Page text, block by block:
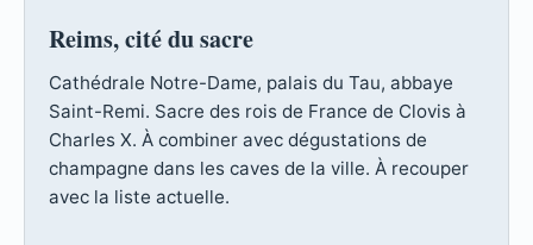
Reims, cité du sacre
Cathédrale Notre-Dame, palais du Tau, abbaye
Saint-Remi. Sacre des rois de France de Clovis à
Charles X. À combiner avec dégustations de
champagne dans les caves de la ville. À recouper
avec la liste actuelle.